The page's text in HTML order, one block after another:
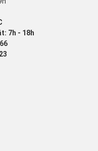
7h - 18h